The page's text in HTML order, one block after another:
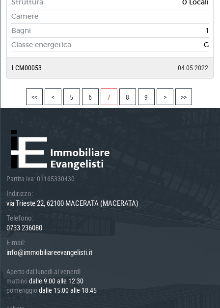
Struttura
0 Locali
Camere
Bagni
1
Classe energetica
G
LCM00053 04-05-2022
<< < 5 6 7 8 9 > >>
Partita iva: 01165330430
Indirizzo:
via Trieste 22, 62100 MACERATA (MACERATA)
Telefono:
0733 236080
E-mail:
info@immobiliareevangelisti.it
Aperto dal lunedì al venerdì
mattinodalle 9:00 alle 12:30
pomeriggiodalle 15:00 alle 18:45